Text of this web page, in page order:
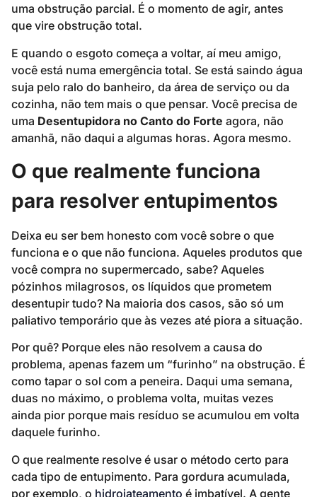
uma obstrução parcial. É o momento de agir, antes
que vire obstrução total.
E quando o esgoto começa a voltar, aí meu amigo,
você está numa emergência total. Se está saindo água
suja pelo ralo do banheiro, da área de serviço ou da
cozinha, não tem mais o que pensar. Você precisa de
uma Desentupidora no Canto do Forte agora, não
amanhã, não daqui a algumas horas. Agora mesmo.
O que realmente funciona
para resolver entupimentos
Deixa eu ser bem honesto com você sobre o que
funciona e o que não funciona. Aqueles produtos que
você compra no supermercado, sabe? Aqueles
pózinhos milagrosos, os líquidos que prometem
desentupir tudo? Na maioria dos casos, são só um
paliativo temporário que às vezes até piora a situação.
Por quê? Porque eles não resolvem a causa do
problema, apenas fazem um “furinho” na obstrução. É
como tapar o sol com a peneira. Daqui uma semana,
duas no máximo, o problema volta, muitas vezes
ainda pior porque mais resíduo se acumulou em volta
daquele furinho.
O que realmente resolve é usar o método certo para
cada tipo de entupimento. Para gordura acumulada,
por exemplo, o hidrojateamento é imbatível. A gente